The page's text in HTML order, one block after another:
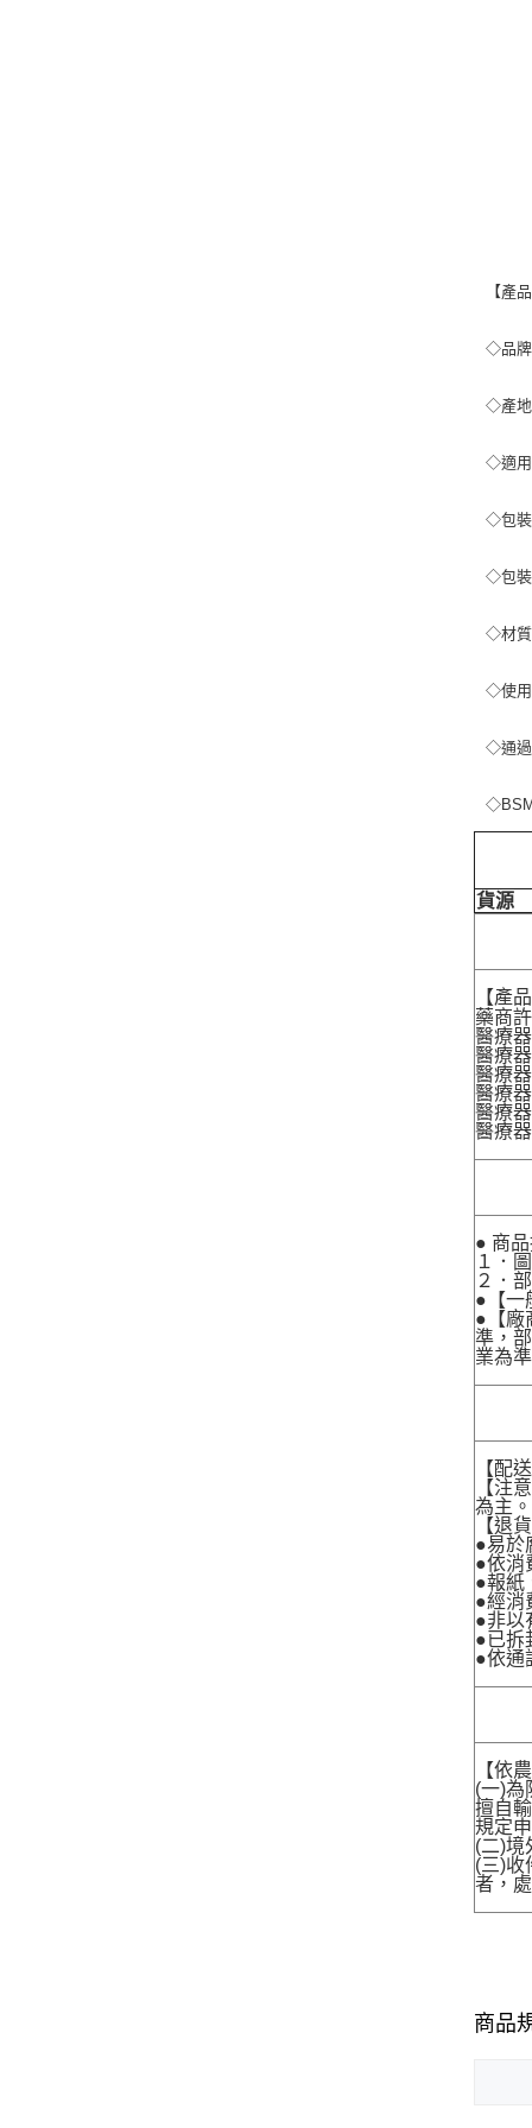
【產
◇品牌
◇產地
◇適用
◇包裝
◇包裝
◇材質
◇使用
◇通過
貨源
【產
藥商
醫療
醫療
醫療
醫療
醫療
醫療
● 商
１．
２．
●【一
●【廠
準，
業為
【配
【注
為主。
【退
●易於
●依消
●報紙
●經消
●非以
●已拆
●依通
【依
(一)為
擅自
規定
(二)境
(三)收
者，
商品